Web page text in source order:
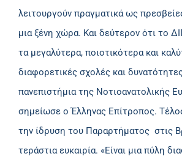
λειτουργούν πραγματικά ως
μια ξένη χώρα. Και δεύτερον ότι το
τα μεγαλύτερα, ποιοτικότερα και
διαφορετικές σχολές και
πανεπιστήμια της Νοτιοανατολικής
σημείωσε ο Έλληνας Επίτροπος.
την ίδρυση του Παραρτήματος στις
τεράστια ευκαιρία. «Είναι μια πύλη